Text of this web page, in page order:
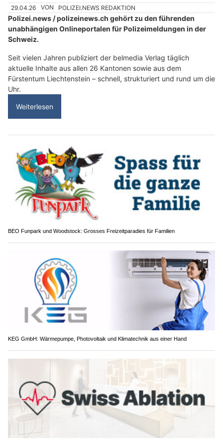
29.04.26 VON POLIZEI.NEWS REDAKTION
Polizei.news / polizeinews.ch gehört zu den führenden
unabhängigen Onlineportalen für Polizeimeldungen in der
Schweiz.
Seit vielen Jahren publiziert der belmedia Verlag täglich
aktuelle Inhalte aus allen 26 Kantonen sowie aus dem
Fürstentum Liechtenstein – schnell, strukturiert und rund um die
Uhr.
Weiterlesen
BEO Funpark und Woodstock: Grosses Freizeitparadies für Familien
KEG GmbH: Wärmepumpe, Photovoltaik und Klimatechnik aus einer Hand